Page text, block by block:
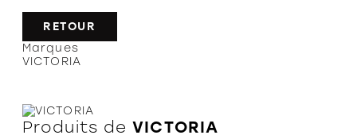
RETOUR
Marques
VICTORIA
Produits deVICTORIA